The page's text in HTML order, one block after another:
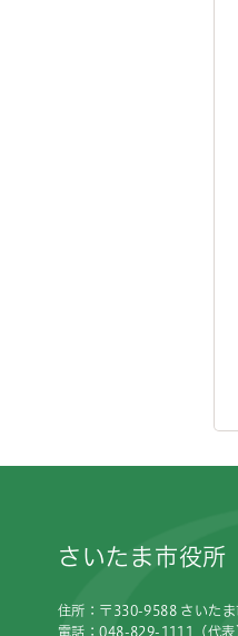
さいたま市役所
住所：〒330-9588 さいた
電話：048-829-1111（代表